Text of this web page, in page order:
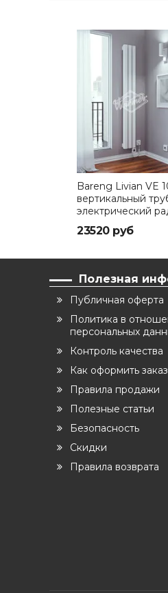
Bareng Livian VE
вертикальный
электрический
высотой 1000 мм
23520 руб
Полезная
Публичная оферта
Политика в
персональных
Контроль качества
Как оформить заказ
Правила продажи
Полезные статьи
Безопасность
Скидки
Правила возврата